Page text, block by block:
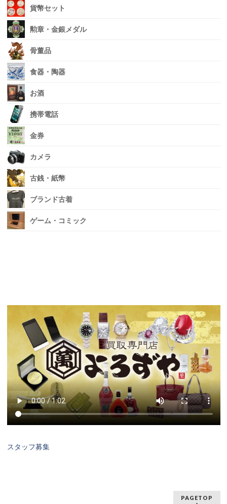
貨幣セット
勲章・金銀メダル
骨董品
食器・陶器
お酒
携帯電話
金券
カメラ
古銭・紙幣
ブランド古着
ゲーム・コミック
スタッフ募集
PAGETOP